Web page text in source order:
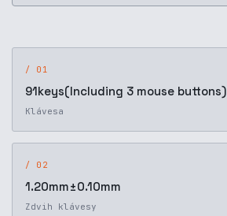
/ 01
91keys(Including 3 mouse buttons)
Klávesa
/ 02
1.20mm±0.10mm
Zdvih klávesy